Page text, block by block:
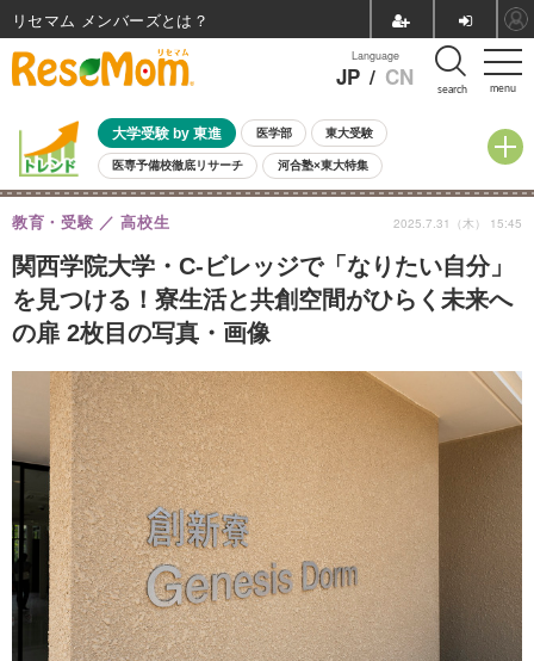
menu
Language
JP / CN search
大学受験 by 東進 医学部 東大受験
医専予備校徹底リサーチ 河合塾×東大特集
親子で考える大学選び 高校受験 中学受験 小学校受験
共通テスト 夏休み
8月開催イベント・WS 全国公立高校 過去問 人気記事
自由研究教材（小学生向け） 自由研究教材（中学生向け） ランキング
関西学院大学・C-ビレッジで「なりたい自分」
を見つける！寮生活と共創空間がひらく未来へ
の扉 2枚目の写真・画像
教育・受験 高校生 2025.7.31（木） 15:45
リセマム メンバーズ